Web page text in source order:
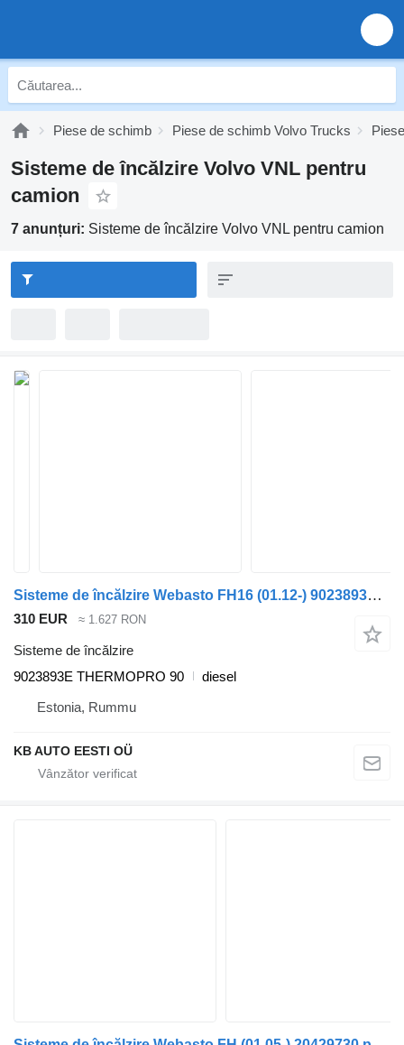
Piese de schimb Piese de schimb Volvo Trucks
Sisteme de încălzire Volvo VNL pentru
camion
7 anunțuri: Sisteme de încălzire Volvo VNL pentru camion
Sisteme de încălzire Webasto FH16 (01.12-) 9023893E pentru camion Volvo FH12, FH16, NH12, FH, VNL780 (1993-2014)
310 EUR ≈ 1.627 RON
Sisteme de încălzire
9023893E THERMOPRO 90
diesel
Estonia, Rummu
KB AUTO EESTI OÜ